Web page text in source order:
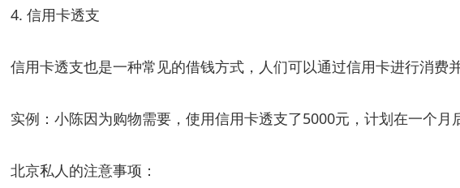
4. 信用卡透支
信用卡透支也是一种常见的借钱方式，人们可以通过信用卡进行消费
实例：小陈因为购物需要，使用信用卡透支了5000元，计划在一个月
北京私人的注意事项：